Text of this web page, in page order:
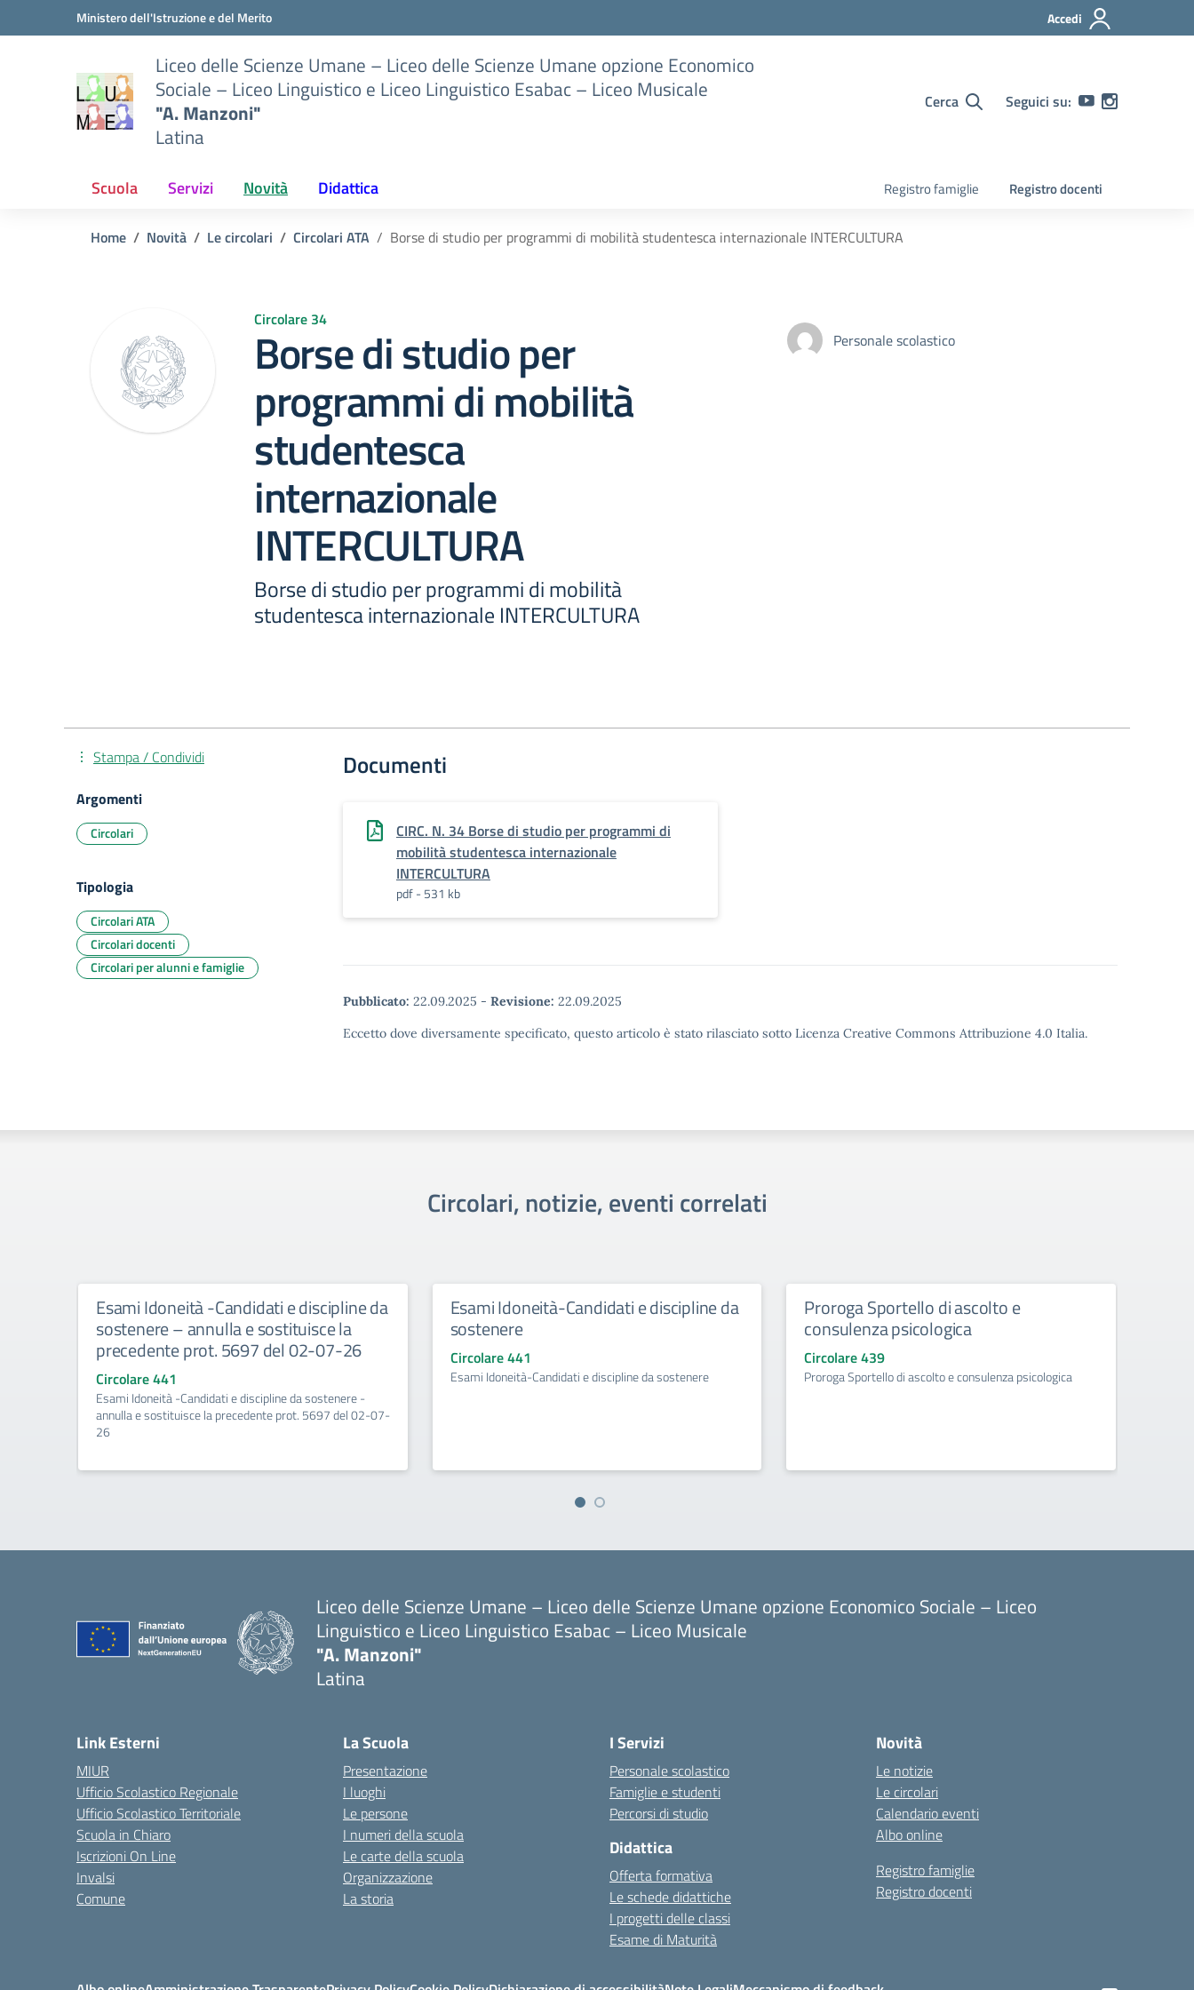
Vai ai contenuti
Vai al menu di navigazioneMinistero dell'Istruzione e del Merito Accedi
Liceo delle Scienze Umane – Liceo delle Scienze Umane opzione Economico
Sociale – Liceo Linguistico e Liceo Linguistico Esabac – Liceo Musicale
"A. Manzoni"
Latina
Cerca Seguici su:
Scuola Servizi Novità Didattica Registro famiglie Registro docenti
Home Novità Le circolari Circolari ATA Borse di studio per programmi di mobilità studentesca internazionale INTERCULTURA
Circolare 34
Borse di studio per
programmi di mobilità
studentesca
internazionale
INTERCULTURA
Borse di studio per programmi di mobilità
studentesca internazionale INTERCULTURA
Personale scolastico
Documenti
CIRC. N. 34 Borse di studio per programmi di
mobilità studentesca internazionale
INTERCULTURA
pdf - 531 kb
Pubblicato: 22.09.2025 - Revisione: 22.09.2025
Eccetto dove diversamente specificato, questo articolo è stato rilasciato sotto Licenza Creative Commons Attribuzione 4.0 Italia.
Stampa / Condividi
Argomenti
Circolari
Tipologia
Circolari ATA
Circolari docenti
Circolari per alunni e famiglie
Circolari, notizie, eventi correlati
Esami Idoneità -Candidati e discipline da
sostenere – annulla e sostituisce la
precedente prot. 5697 del 02-07-26
Circolare 441
Esami Idoneità -Candidati e discipline da sostenere -
annulla e sostituisce la precedente prot. 5697 del 02-07-
26
Esami Idoneità-Candidati e discipline da
sostenere
Circolare 441
Esami Idoneità-Candidati e discipline da sostenere
Proroga Sportello di ascolto e
consulenza psicologica
Circolare 439
Proroga Sportello di ascolto e consulenza psicologica
Liceo delle Scienze Umane – Liceo delle Scienze Umane opzione Economico Sociale – Liceo
Linguistico e Liceo Linguistico Esabac – Liceo Musicale
"A. Manzoni"
Latina
Link Esterni
MIUR
Ufficio Scolastico Regionale
Ufficio Scolastico Territoriale
Scuola in Chiaro
Iscrizioni On Line
Invalsi
Comune
La Scuola
Presentazione
I luoghi
Le persone
I numeri della scuola
Le carte della scuola
Organizzazione
La storia
I Servizi
Personale scolastico
Famiglie e studenti
Percorsi di studio
Didattica
Offerta formativa
Le schede didattiche
I progetti delle classi
Esame di Maturità
Novità
Le notizie
Le circolari
Calendario eventi
Albo online
Registro famiglie
Registro docenti